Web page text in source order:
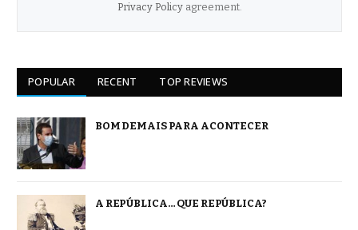
Privacy Policyagreement.
POPULAR RECENT TOP REVIEWS
BOM DEMAIS PARA ACONTECER
A REPÚBLICA… QUE REPÚBLICA?